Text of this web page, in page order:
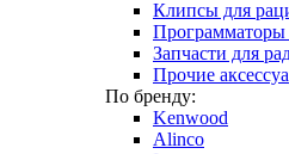
Клипсы для
Запчасти для
Прочие
По бренду:
Kenwood
Alinco